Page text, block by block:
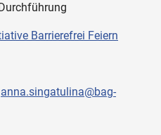
Barrierefrei Feiern
anna.singatulina@bag-